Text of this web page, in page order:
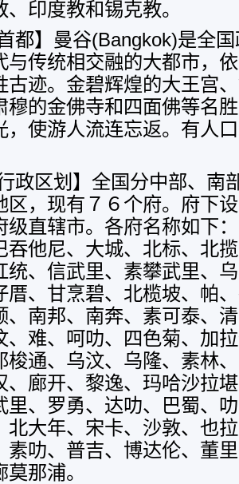
印度教和锡克教。
】曼谷(Bangkok)是全国
与传统相交融的大都市，
古迹。金碧辉煌的大王宫
穆的金佛寺和四面佛等名
，使游人流连忘返。有人
区划】全国分中部、南
区，现有７６个府。府下
级直辖市。各府名称如下
吞他尼、大城、北标、北
统、信武里、素攀武里、
厝、甘烹碧、北榄坡、帕
、南邦、南奔、素可泰、
、难、呵叻、四色菊、加
梭通、乌汶、乌隆、素林
、廊开、黎逸、玛哈沙拉
里、罗勇、达叻、巴蜀、
北大年、宋卡、沙敦、也
素叻、普吉、博达伦、董
那浦。